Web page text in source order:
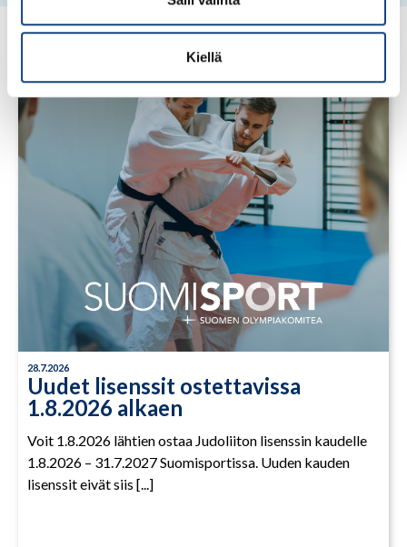
Kiellä
28.7.2026
Uudet lisenssit ostettavissa
1.8.2026 alkaen
Voit 1.8.2026 lähtien ostaa Judoliiton lisenssin kaudelle
1.8.2026 – 31.7.2027 Suomisportissa. Uuden kauden
lisenssit eivät siis [...]